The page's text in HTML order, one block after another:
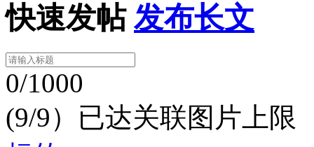
快速发帖 发布长文
0/1000
(9/9）已达关联图片上限